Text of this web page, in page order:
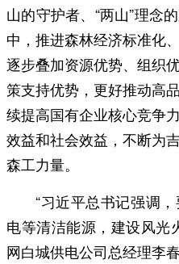
山的守护者、“两山”理念
中，推进森林经济标准化
逐步叠加资源优势、组织
策支持优势，更好推动高
续提高国有企业核心竞争
效益和社会效益，不断为
森工力量。
“习近平总书记强调
电等清洁能源，建设风光
网白城供电公司总经理李